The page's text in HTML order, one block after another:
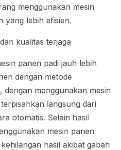
menggunakan mesin
yang lebih efisien.
kualitas terjaga
panen padi jauh lebih
dengan metode
dengan menggunakan mesin
langsung dari
otomatis. Selain hasil
mesin panen
hasil akibat gabah